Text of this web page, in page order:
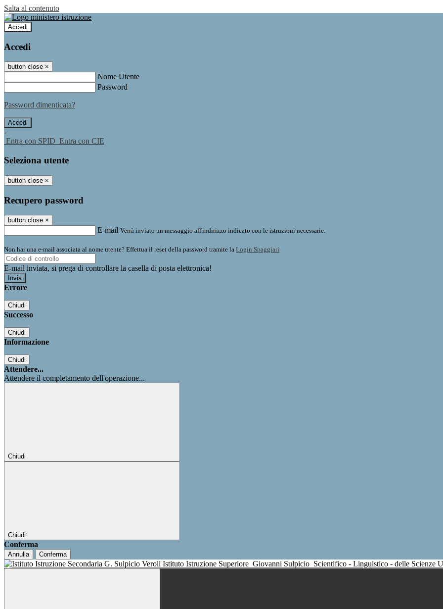
Salta al contenuto
Accedi
Accedi
button close ×
Nome Utente
Password
Password dimenticata?
-
Entra con SPID Entra con CIE
Seleziona utente
button close ×
Recupero password
button close ×
E-mail Verrà inviato un messaggio all'indirizzo indicato con le istruzioni necessarie.
Non hai una e-mail associata al nome utente? Effettua il reset della password tramite la Login Spaggiari
E-mail inviata, si prega di controllare la casella di posta elettronica!
Errore
Chiudi
Successo
Chiudi
Informazione
Chiudi
Attendere...
Attendere il completamento dell'operazione...
Chiudi
Chiudi
Conferma
Annulla Conferma
Istituto Istruzione Superiore Giovanni Sulpicio Scientifico - Linguistico - delle Scienze